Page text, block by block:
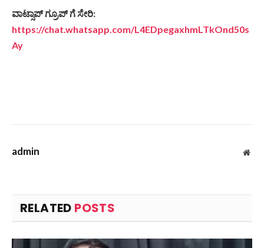
ವಾಟ್ಸಾಪ್ ಗ್ರೂಪ್ ಗೆ ಸೇರಿ:
https://chat.whatsapp.com/L4EDpegaxhmLTkOnd50s
Ay
admin
RELATED POSTS